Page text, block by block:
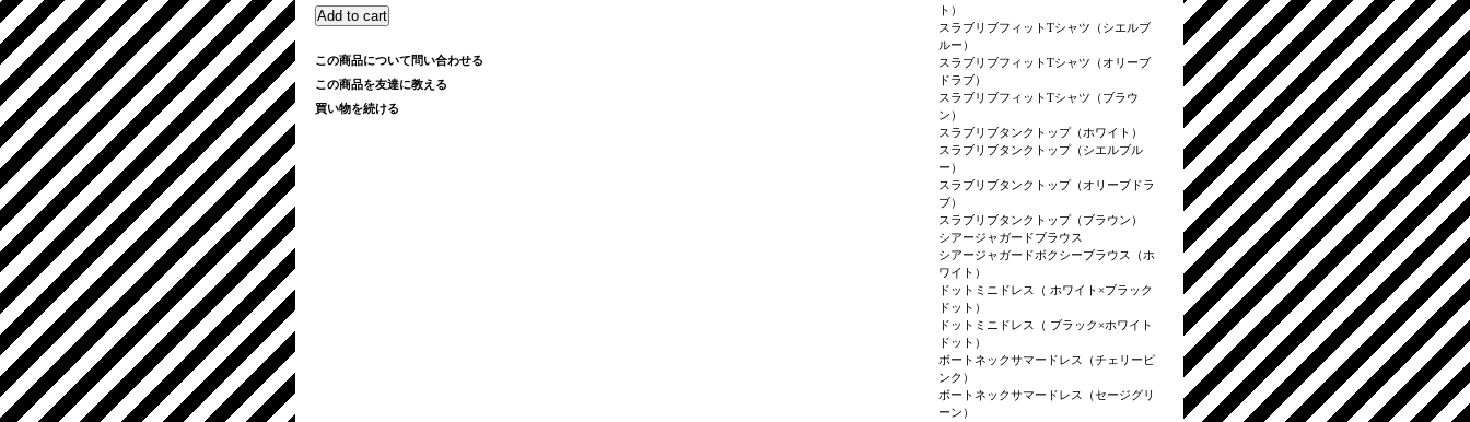
この商品について問い合わせる
この商品を友達に教える
買い物を続ける
ト）
スラブリブフィットTシャツ（シエルブ
ルー）
スラブリブフィットTシャツ（オリーブ
ドラブ）
スラブリブフィットTシャツ（ブラウ
ン）
スラブリブタンクトップ（ホワイト）
スラブリブタンクトップ（シエルブル
ー）
スラブリブタンクトップ（オリーブドラ
ブ）
スラブリブタンクトップ（ブラウン）
シアージャガードブラウス
シアージャガードボクシーブラウス（ホ
ワイト）
ドットミニドレス（ ホワイト×ブラック
ドット）
ドットミニドレス（ ブラック×ホワイト
ドット）
ボートネックサマードレス（チェリーピ
ンク）
ボートネックサマードレス（セージグリ
ーン）